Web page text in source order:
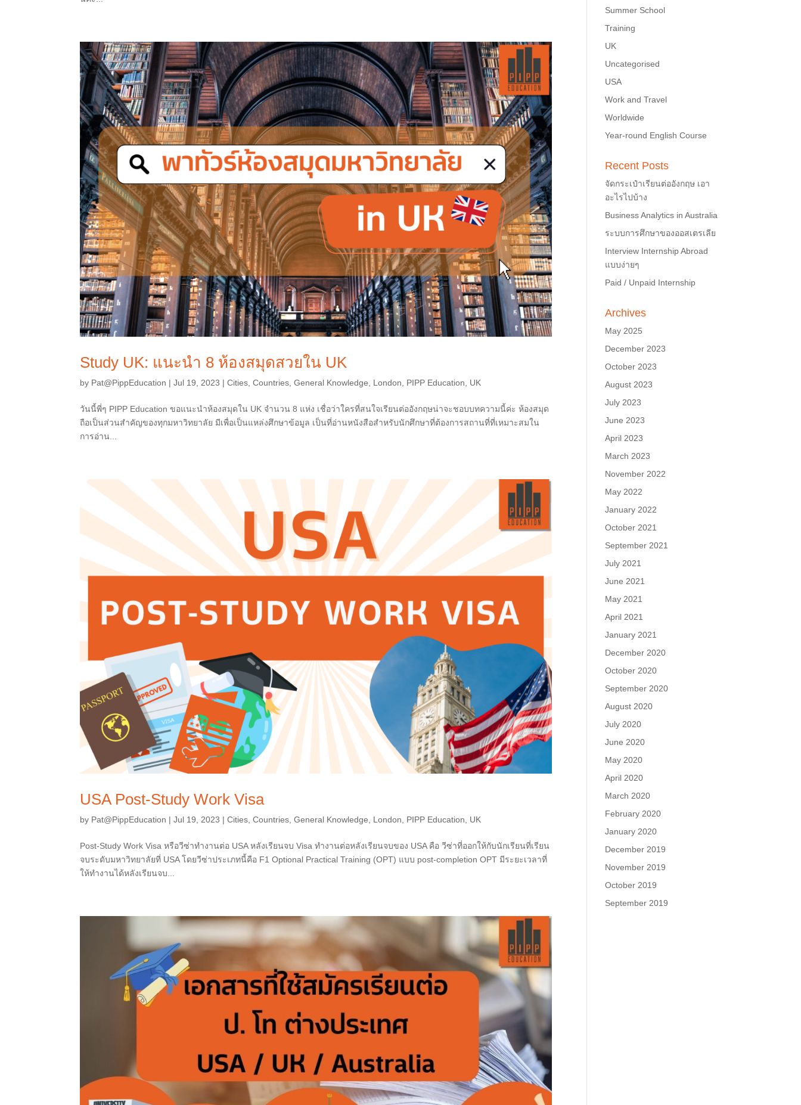
Study UK: แนะนำ 8 ห้องสมุดสวยใน UK
by Pat@PippEducation |Jul 19, 2023 |Cities ,Countries ,General Knowledge London PIPP Education UK
วันนี้พี่ๆ PIPP Education ขอแนะนำห้องสมุดใน UK จำนวน 8 แห่ง เชื่อว่าใครที่สนใจเรียนต่ออังกฤษน่าจะชอบบทความนี้ค่ะ ห้องสมุด
ถือเป็นส่วนสำคัญของทุกมหาวิทยาลัย มีเพื่อเป็นแหล่งศึกษาข้อมูล เป็นที่อ่านหนังสือสำหรับนักศึกษาที่ต้องการสถานที่ที่เหมาะสมใน
การอ่าน...
USA Post-Study Work Visa
by Pat@PippEducation |Jul 19, 2023 |Cities,Countries,General Knowledge, London, PIPP Education, UK
Post-Study Work Visa หรือวีซ่าทำงานต่อ USA หลังเรียนจบ Visa ทำงานต่อหลังเรียนจบของ USA คือ วีซ่าที่ออกให้กับนักเรียนที่เรียน
จบระดับมหาวิทยาลัยที่ USA โดยวีซ่าประเภทนี้คือ F1 Optional Practical Training (OPT) แบบ post-completion OPT มีระยะเวลาที่
ให้ทำงานได้หลังเรียนจบ...
Summer School
Training
UK
Uncategorised
USA
Work and Travel
Worldwide
Year-round English Course
Recent Posts
จัดกระเป๋าเรียนต่ออังกฤษ เอา
อะไรไปบ้าง
Business Analytics in Australia
ระบบการศึกษาของออสเตรเลีย
Interview Internship Abroad
แบบง่ายๆ
Paid / Unpaid Internship
Archives
May 2025
December 2023
October 2023
August 2023
July 2023
June 2023
April 2023
March 2023
November 2022
May 2022
January 2022
October 2021
September 2021
July 2021
June 2021
May 2021
April 2021
January 2021
December 2020
October 2020
September 2020
August 2020
July 2020
June 2020
May 2020
April 2020
March 2020
February 2020
January 2020
December 2019
November 2019
October 2019
September 2019